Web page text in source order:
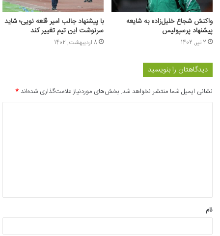
واکنش شجاع خلیل‌زاده به شایعه
پیشنهاد پرسپولیس
2 تیر, 1402
با پیشنهاد جالب امیر قلعه نویی؛ شاید
سرنوشت این تیم تغییر کند
8 اردیبهشت, 1402
دیدگاهتان را بنویسید
نشانی ایمیل شما منتشر نخواهد شد. بخش‌های موردنیاز علامت‌گذاری شده‌اند*
*
نام